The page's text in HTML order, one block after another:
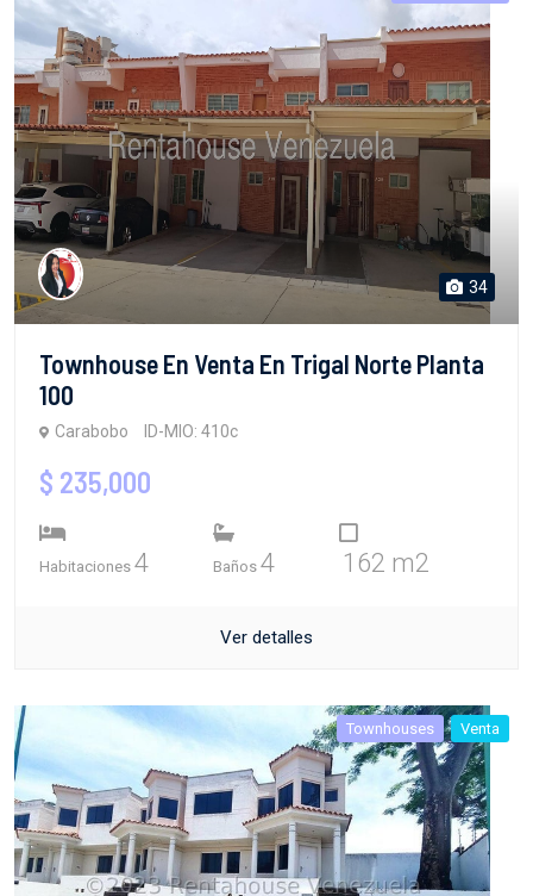
34
Townhouse En Venta En Trigal Norte Planta
100
Carabobo ID-MIO: 410c
$ 235,000
Habitaciones 4 Baños 4 162 m2
Ver detalles
Townhouses Venta